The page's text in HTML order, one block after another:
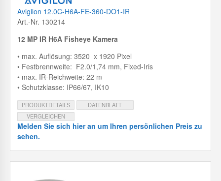
Avigilon 12.0C-H6A-FE-360-DO1-IR
Art.-Nr. 130214
12 MP IR H6A Fisheye Kamera
• max. Auflösung: 3520 x 1920 Pixel
• Festbrennweite: F2.0/1,74 mm, Fixed-Iris
• max. IR-Reichweite: 22 m
• Schutzklasse: IP66/67, IK10
PRODUKTDETAILS
DATENBLATT
VERGLEICHEN
Melden Sie sich hier an um Ihren persönlichen Preis zu
sehen.